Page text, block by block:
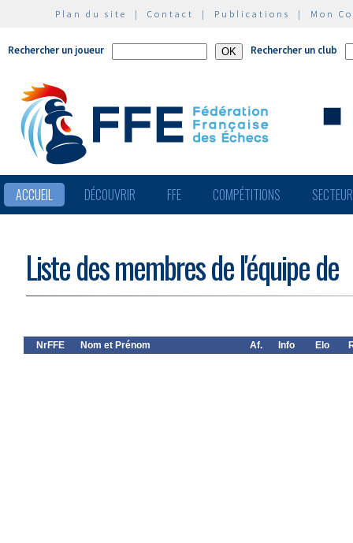
Plan du site | Contact | Publications | Mon
Rechercher un joueur Rechercher un club
ACCUEIL DÉCOUVRIR FFE COMPÉTITIONS
Liste des membres de l'équipe de
NrFFE Nom et Prénom Af. Info Elo